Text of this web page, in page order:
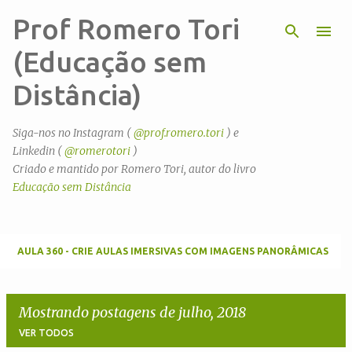
Pular para o conteúdo principal
Prof Romero Tori
(Educação sem
Distância)
Siga-nos no Instagram (@prof.romero.tori ) e
Linkedin (@romerotori )
Criado e mantido por Romero Tori, autor do livro
Educação sem Distância
AULA 360 - CRIE AULAS IMERSIVAS COM IMAGENS PANORÂMICAS
Mostrando postagens de julho, 2018
VER TODOS